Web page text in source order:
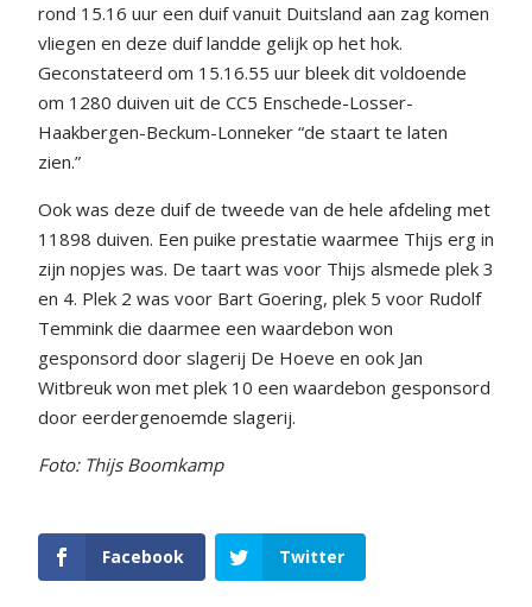
rond 15.16 uur een duif vanuit Duitsland aan zag komen
vliegen en deze duif landde gelijk op het hok.
Geconstateerd om 15.16.55 uur bleek dit voldoende
om 1280 duiven uit de CC5 Enschede-Losser-
Haakbergen-Beckum-Lonneker “de staart te laten
zien.”
Ook was deze duif de tweede van de hele afdeling met
11898 duiven. Een puike prestatie waarmee Thijs erg in
zijn nopjes was. De taart was voor Thijs alsmede plek 3
en 4. Plek 2 was voor Bart Goering, plek 5 voor Rudolf
Temmink die daarmee een waardebon won
gesponsord door slagerij De Hoeve en ook Jan
Witbreuk won met plek 10 een waardebon gesponsord
door eerdergenoemde slagerij.
Foto: Thijs Boomkamp
Facebook Twitter